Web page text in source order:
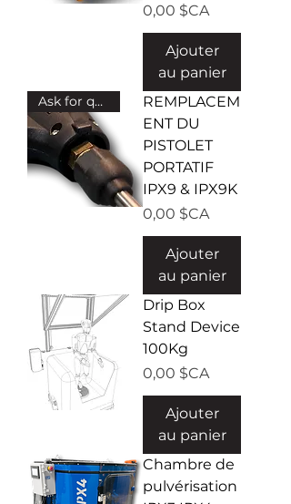
Prix
0,00 $CA
Ajouter
au panier
Ask for quote!
REMPLACEM
ENT DU
PISTOLET
PORTATIF
IPX9 & IPX9K
Prix
0,00 $CA
Ajouter
au panier
Drip Box
Stand Device
100Kg
Prix
0,00 $CA
Ajouter
au panier
Chambre de
pulvérisation